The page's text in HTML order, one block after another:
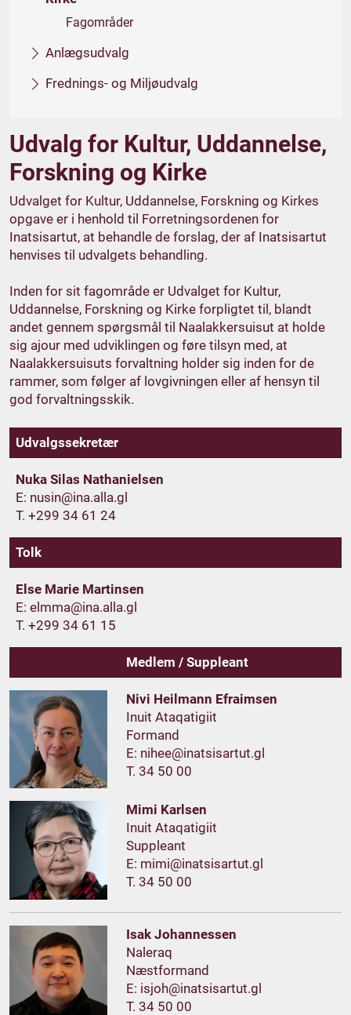
Fagområder
Anlægsudvalg
Frednings- og Miljøudvalg
Udvalg for Kultur, Uddannelse,
Forskning og Kirke
Udvalget for Kultur, Uddannelse, Forskning og Kirkes
opgave er i henhold til Forretningsordenen for
Inatsisartut, at behandle de forslag, der af Inatsisartut
henvises til udvalgets behandling.
Inden for sit fagområde er Udvalget for Kultur,
Uddannelse, Forskning og Kirke forpligtet til, blandt
andet gennem spørgsmål til Naalakkersuisut at holde
sig ajour med udviklingen og føre tilsyn med, at
Naalakkersuisuts forvaltning holder sig inden for de
rammer, som følger af lovgivningen eller af hensyn til
god forvaltningsskik.
Udvalgssekretær
Nuka Silas Nathanielsen
E:
T. +299 34 61 24
Tolk
Else Marie Martinsen
E:
T. +299 34 61 15
Medlem / Suppleant
Nivi Heilmann Efraimsen
Inuit Ataqatigiit
Formand
E:
T. 34 50 00
Mimi Karlsen
Inuit Ataqatigiit
Suppleant
E:
T. 34 50 00
Isak Johannessen
Naleraq
Næstformand
E:
T. 34 50 00